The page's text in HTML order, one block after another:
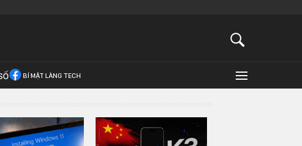
BÍ MẬT LÀNG TECH